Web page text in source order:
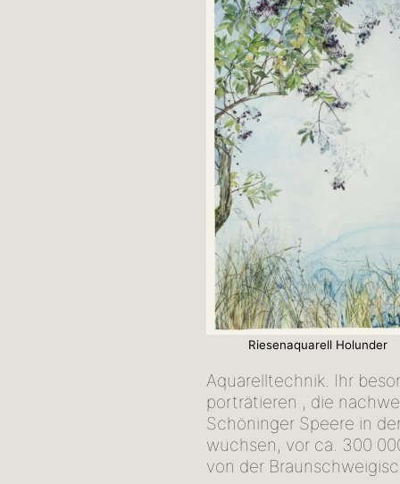
Riesenaquarell Holunder
Aquarelltechnik. Ihr
porträtieren , die
Schöninger Speere in
wuchsen, vor ca. 300
von der